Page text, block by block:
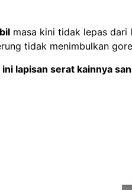
masa kini tidak lepas dari
tidak menimbulkan
lapisan serat kainnya